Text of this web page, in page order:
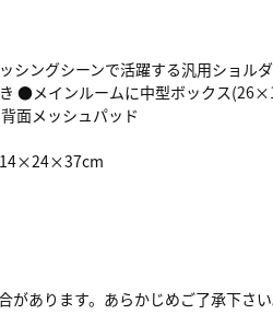
シングシーンで活躍する汎用ショ
●メインルームに中型ボックス
面メッシュパッド
あります。あらかじめご了承下さい